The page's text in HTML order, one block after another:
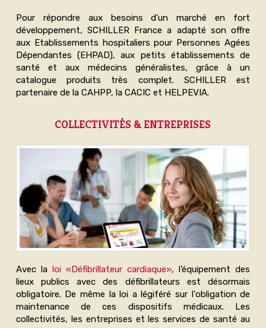
Pour répondre aux besoins d’un marché en fort
développement, SCHILLER France a adapté son offre
aux Etablissements hospitaliers pour Personnes Agées
Dépendantes (EHPAD), aux petits établissements de
santé et aux médecins généralistes, grâce à un
catalogue produits très complet. SCHILLER est
partenaire de la CAHPP, la CACIC et HELPEVIA.
COLLECTIVITÉS & ENTREPRISES
Avec la loi «Défibrillateur cardiaque», l’équipement des
lieux publics avec des défibrillateurs est désormais
obligatoire. De même la loi a légiféré sur l'obligation de
maintenance de ces dispositifs médicaux. Les
collectivités, les entreprises et les services de santé au